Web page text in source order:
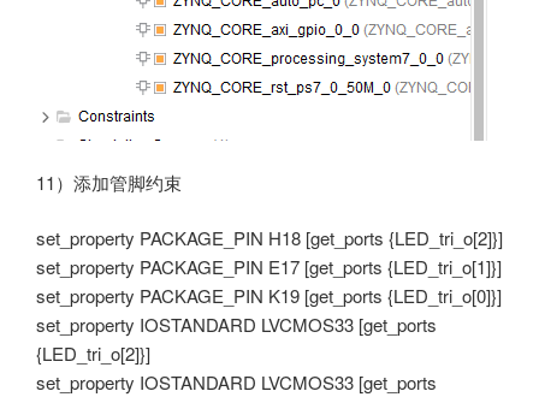
11）添加管脚约束
set_property PACKAGE_PIN H18 [get_ports {LED_tri_o[2]}]
set_property PACKAGE_PIN E17 [get_ports {LED_tri_o[1]}]
set_property PACKAGE_PIN K19 [get_ports {LED_tri_o[0]}]
set_property IOSTANDARD LVCMOS33 [get_ports
{LED_tri_o[2]}]
set_property IOSTANDARD LVCMOS33 [get_ports